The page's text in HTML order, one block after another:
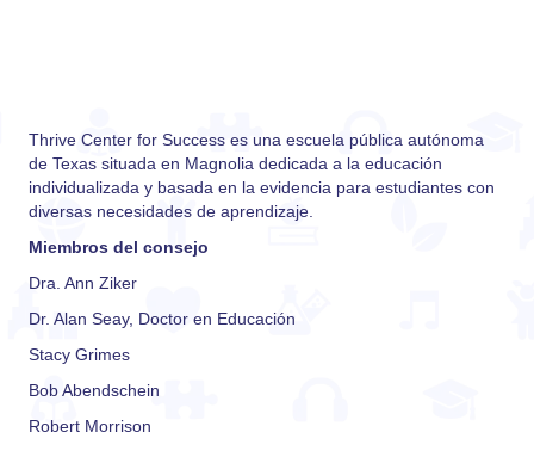
Thrive Center for Success es una escuela pública autónoma
de Texas situada en Magnolia dedicada a la educación
individualizada y basada en la evidencia para estudiantes con
diversas necesidades de aprendizaje.
Miembros del consejo
Dra. Ann Ziker
Dr. Alan Seay, Doctor en Educación
Stacy Grimes
Bob Abendschein
Robert Morrison